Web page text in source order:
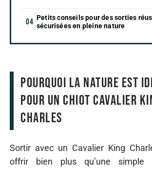
Petits conseils pour des sorties
sécurisées en pleine nature
Pourquoi la nature est
pour un chiot Cavalier
Charles
Sortir avec un Cavalier King
offrir bien plus qu’une simple